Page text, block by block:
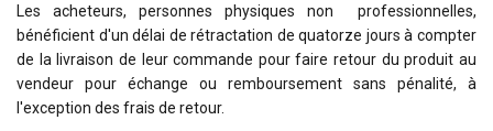
Les acheteurs, personnes physiques non professionnelles,
bénéficient d'un délai de rétractation de quatorze jours à compter
de la livraison de leur commande pour faire retour du produit au
vendeur pour échange ou remboursement sans pénalité, à
l'exception des frais de retour.